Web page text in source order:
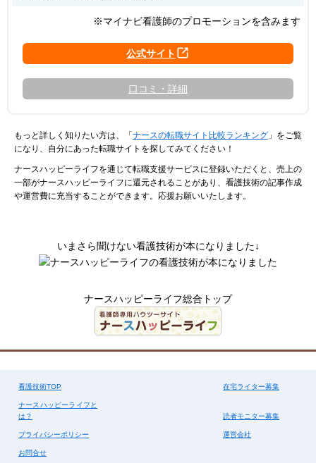
※マイナビ看護師のプロモーションを含みます
口コミ・詳細
もっと詳しく知りたい方は、「 ナースの転職サイト比較ランキング 」をご覧
になり、自分にあった転職サイトを探してみてください！
ナースハッピーライフを通じて転職支援サービスに登録いただくと、売上の
一部がナースハッピーライフに還元されることがあり、看護技術の記事作成
や運営費に充当することができます。応援お願いいたします。
いまさら聞けない看護技術が本になりました↓
ナースハッピーライフ総合トップ
看護技術TOP 在宅ライター募集
ナースハッピーライフと
は？
読者モニター募集
プライバシーポリシー 運営会社
お問合せ